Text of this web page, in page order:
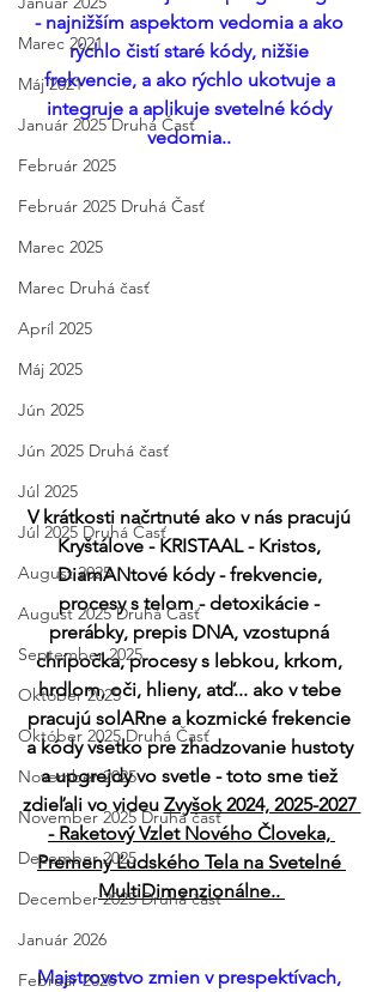
Marec 2021
Máj 2021
Január 2025 Druhá Časť
Február 2025
Február 2025 Druhá Časť
Marec 2025
Marec Druhá časť
Apríl 2025
Máj 2025
Jún 2025
Jún 2025 Druhá časť
Júl 2025
Júl 2025 Druhá Časť
August 2025
August 2025 Druhá Časť
September 2025
Október 2025
Október 2025 Druhá Časť
November 2025
November 2025 Druhá časť
December 2025
December 2025 Druhá časť
Január 2026
Február 2026
- najnižším aspektom vedomia a ako
rýchlo čistí staré kódy, nižšie
frekvencie, a ako rýchlo ukotvuje a
integruje a aplikuje svetelné kódy
vedomia..
V krátkosti načrtnuté ako v nás pracujú
Kryštálove - KRISTAAL - Kristos,
DiamANtové kódy - frekvencie,
procesy s telom - detoxikácie -
prerábky, prepis DNA, vzostupná
chrípočka, procesy s lebkou, krkom,
hrdlom, oči, hlieny, atď... ako v tebe
pracujú solARne a kozmické frekencie
a kódy všetko pre zhadzovanie hustoty
a upgrejdy vo svetle - toto sme tiež
zdieľali vo videu Zvyšok 2024, 2025-2027
- Raketový Vzlet Nového Človeka,
Premeny Ľudského Tela na Svetelné
MultiDimenzionálne..
Majstrovstvo zmien v prespektívach,